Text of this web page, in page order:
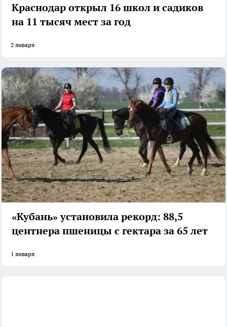
Краснодар открыл 16 школ и садиков
на 11 тысяч мест за год
2 января
«Кубань» установила рекорд: 88,5
центнера пшеницы с гектара за 65 лет
1 января